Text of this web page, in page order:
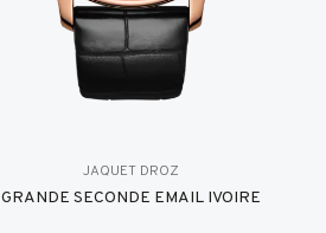
JAQUET DROZ
GRANDE SECONDE EMAIL IVOIRE